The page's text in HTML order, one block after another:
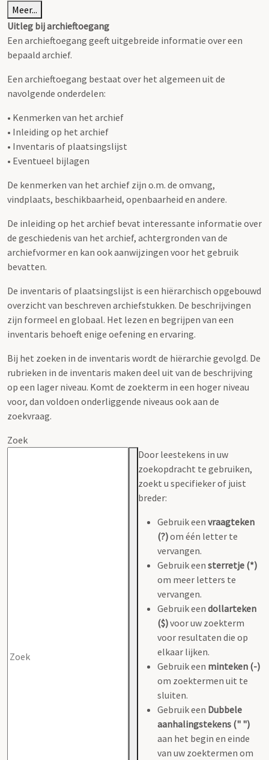
Meer...
Uitleg bij archieftoegang
Een archieftoegang geeft uitgebreide informatie over een
bepaald archief.
Een archieftoegang bestaat over het algemeen uit de
navolgende onderdelen:
• Kenmerken van het archief
• Inleiding op het archief
• Inventaris of plaatsingslijst
• Eventueel bijlagen
De kenmerken van het archief zijn o.m. de omvang,
vindplaats, beschikbaarheid, openbaarheid en andere.
De inleiding op het archief bevat interessante informatie over
de geschiedenis van het archief, achtergronden van de
archiefvormer en kan ook aanwijzingen voor het gebruik
bevatten.
De inventaris of plaatsingslijst is een hiërarchisch opgebouwd
overzicht van beschreven archiefstukken. De beschrijvingen
zijn formeel en globaal. Het lezen en begrijpen van een
inventaris behoeft enige oefening en ervaring.
Bij het zoeken in de inventaris wordt de hiërarchie gevolgd. De
rubrieken in de inventaris maken deel uit van de beschrijving
op een lager niveau. Komt de zoekterm in een hoger niveau
voor, dan voldoen onderliggende niveaus ook aan de
zoekvraag.
Zoek
Door leestekens in uw
zoekopdracht te gebruiken,
zoekt u specifieker of juist
breder:
Gebruik een vraagteken
(?)om één letter te
vervangen.
Gebruik een sterretje (*)
om meer letters te
vervangen.
Gebruik een dollarteken
($)voor uw zoekterm
voor resultaten die op
elkaar lijken.
Gebruik een minteken (-)
om zoektermen uit te
sluiten.
Gebruik een Dubbele
aanhalingstekens (" ")
aan het begin en einde
van uw zoektermen om